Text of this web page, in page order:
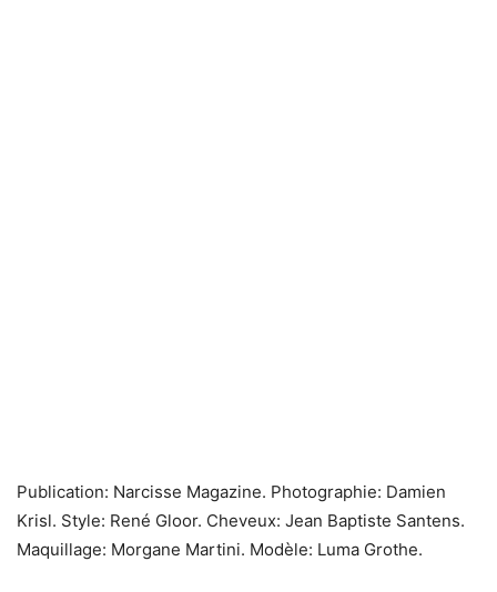
Publication: Narcisse Magazine. Photographie: Damien
Krisl. Style: René Gloor. Cheveux: Jean Baptiste Santens.
Maquillage: Morgane Martini. Modèle: Luma Grothe.